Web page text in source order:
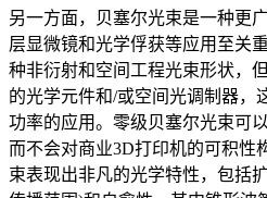
另一方面，贝塞尔光束是一种更
层显微镜和光学俘获等应用至关
种非衍射和空间工程光束形状，
的光学元件和/或空间光调制器，
功率的应用。零级贝塞尔光束可
而不会对商业3D打印机的可积性
束表现出非凡的光学特性，包括